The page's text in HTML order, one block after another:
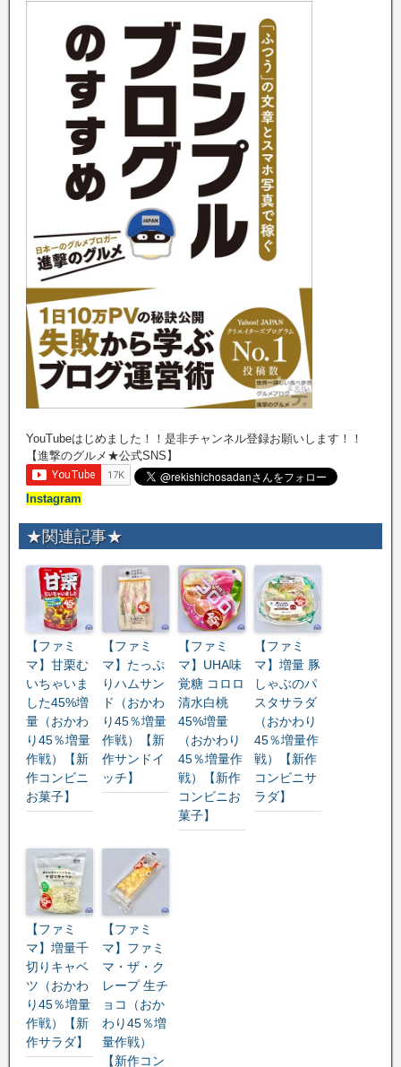
YouTubeはじめました！！是非チャンネル登録お願いします！！
【進撃のグルメ★公式SNS】
Instagram
★関連記事★
【ファミ
マ】甘栗む
いちゃいま
した45%増
量（おかわ
り45％増量
作戦）【新
作コンビニ
お菓子】
【ファミ
マ】たっぷ
りハムサン
ド（おかわ
り45％増量
作戦）【新
作サンドイ
ッチ】
【ファミ
マ】UHA味
覚糖 コロロ
清水白桃
45%増量
（おかわり
45％増量作
戦）【新作
コンビニお
菓子】
【ファミ
マ】増量 豚
しゃぶのパ
スタサラダ
（おかわり
45％増量作
戦）【新作
コンビニサ
ラダ】
【ファミ
マ】増量千
切りキャベ
ツ（おかわ
り45％増量
作戦）【新
作サラダ】
【ファミ
マ】ファミ
マ・ザ・ク
レープ 生チ
ョコ（おか
わり45％増
量作戦）
【新作コン